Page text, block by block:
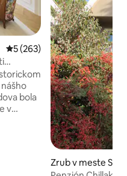
Priemerné ohodnotenie 5 z
5 (263)
bola
Zrub v meste